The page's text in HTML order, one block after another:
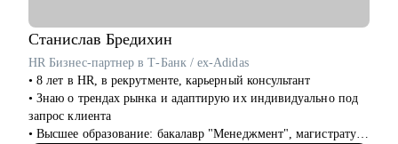
Станислав Бредихин
HR Бизнес-партнер в Т-Банк / ex-Adidas
• 8 лет в HR, в рекрутменте, карьерный консультант
• Знаю о трендах рынка и адаптирую их индивидуально под
запрос клиента
• Высшее образование: бакалавр "Менеджмент", магистратура